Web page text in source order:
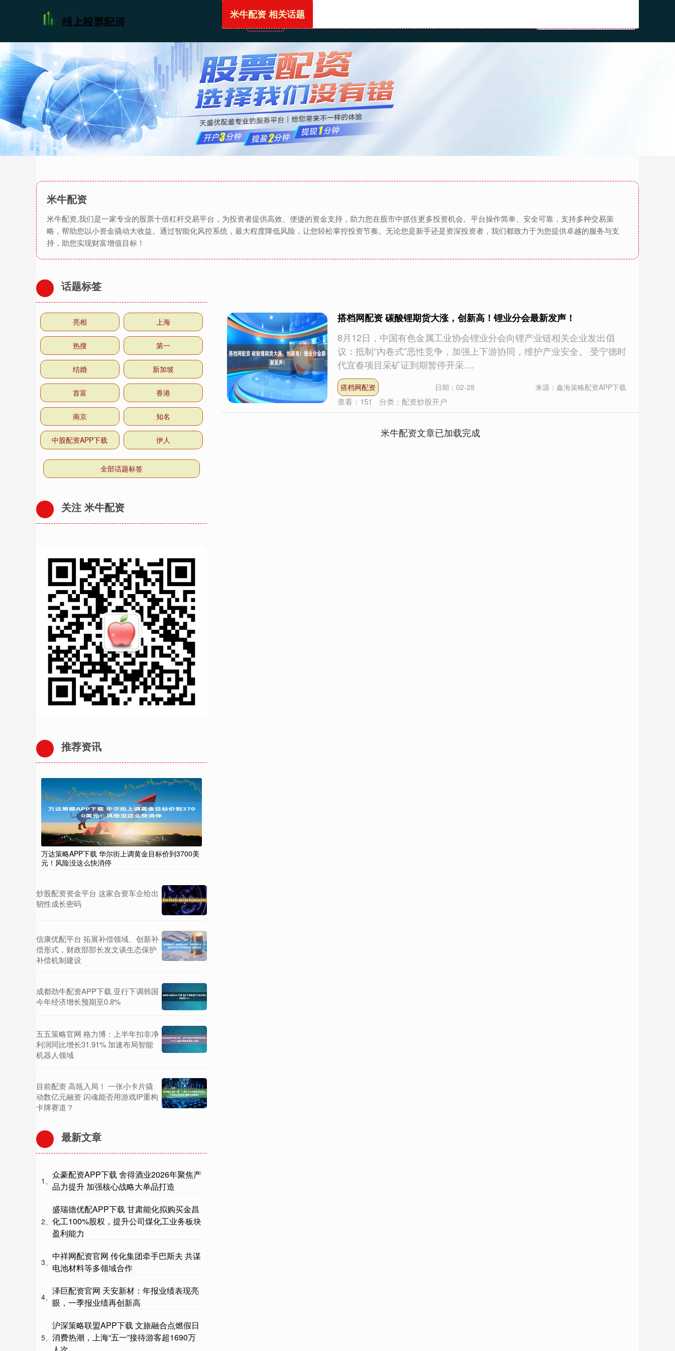
首页 米牛配资
米牛配资
米牛配资,我们是一家专业的股票十倍杠杆交易平台，为投资者提供高效、便捷的资金支持，助力您在股市中抓住更多投资机会。平台操作简单、安全可靠，支持多种交易策
略，帮助您以小资金撬动大收益。通过智能化风控系统，最大程度降低风险，让您轻松掌控投资节奏。无论您是新手还是资深投资者，我们都致力于为您提供卓越的服务与支
持，助您实现财富增值目标！
米牛配资 相关话题
搭档网配资 碳酸锂期货大涨，创新高！锂业分会最新发声！
8月12日，中国有色金属工业协会锂业分会向锂产业链相关企业发出倡
议：抵制“内卷式”恶性竞争，加强上下游协同，维护产业安全。 受宁德时
代宜春项目采矿证到期暂停开采....
搭档网配资 日期：02-28 来源：鑫海策略配资APP下载
查看： 151 分类： 配资炒股开户
米牛配资文章已加载完成
话题标签
亮相 上海
热搜 第一
结婚 新加坡
首富 香港
南京 知名
中股配资APP下载 伊人
全部话题标签
关注 米牛配资
推荐资讯
万达策略APP下载 华尔街上调黄金目标价到3700美
元！风险没这么快消停
炒股配资资金平台 这家合资车企给出
韧性成长密码
信康优配平台 拓展补偿领域、创新补
偿形式，财政部部长发文谈生态保护
补偿机制建设
成都劲牛配资APP下载 亚行下调韩国
今年经济增长预期至0.8%
五五策略官网 格力博：上半年扣非净
利润同比增长31.91% 加速布局智能
机器人领域
目前配资 高瓴入局！ 一张小卡片撬
动数亿元融资 闪魂能否用游戏IP重构
卡牌赛道？
最新文章
1、
众豪配资APP下载 舍得酒业2026年聚焦产
品力提升 加强核心战略大单品打造
2、
盛瑞德优配APP下载 甘肃能化拟购买金昌
化工100%股权，提升公司煤化工业务板块
盈利能力
3、
中祥网配资官网 传化集团牵手巴斯夫 共谋
电池材料等多领域合作
4、
泽巨配资官网 天安新材：年报业绩表现亮
眼，一季报业绩再创新高
5、
沪深策略联盟APP下载 文旅融合点燃假日
消费热潮，上海“五一”接待游客超1690万